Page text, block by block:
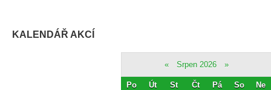
KALENDÁŘ AKCÍ
« Srpen 2026 »
Po Út St Čt Pá So
Ne